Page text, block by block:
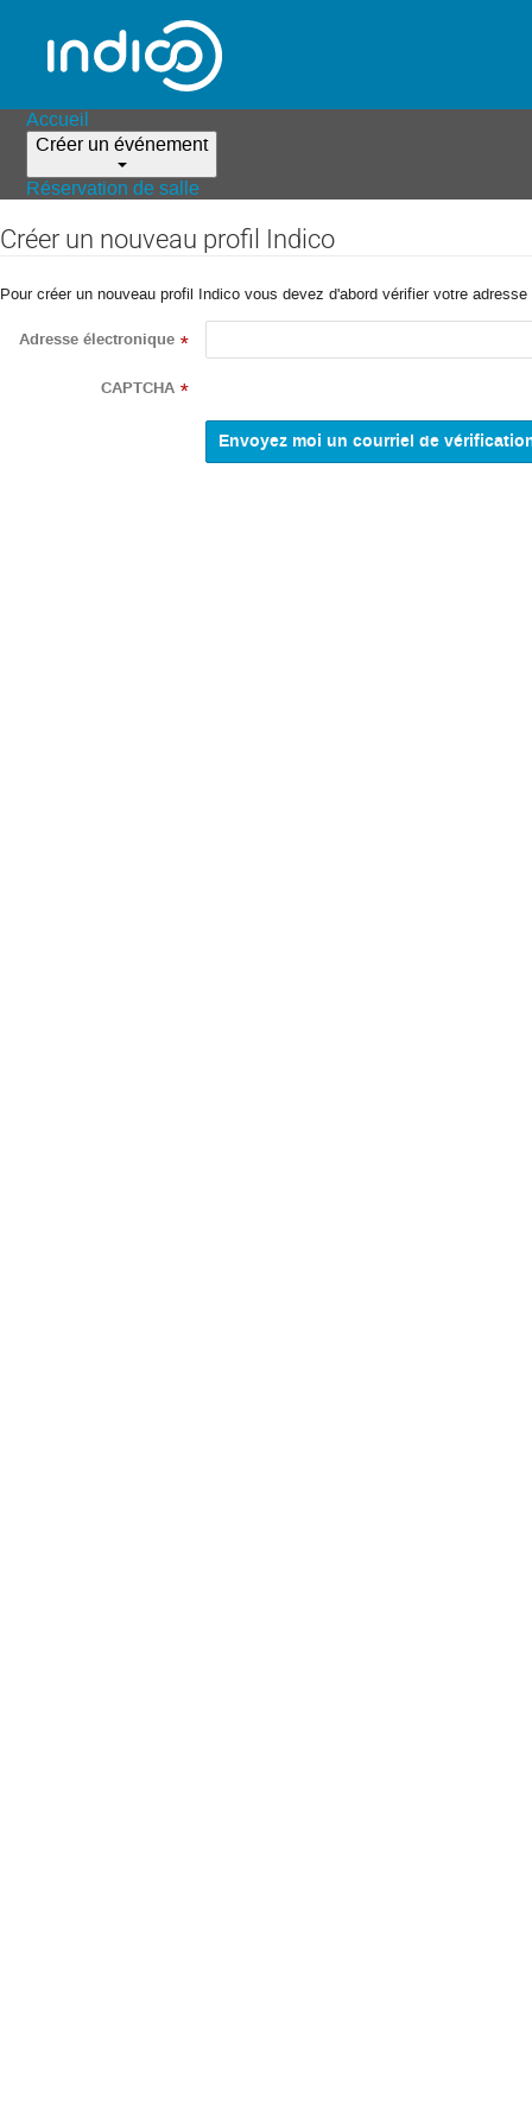
Accueil
Créer un événement
Réservation de salle
Créer un nouveau profil Indico
Pour créer un nouveau profil Indico vous devez d'abord vérifier votre
Adresse électronique *
CAPTCHA *